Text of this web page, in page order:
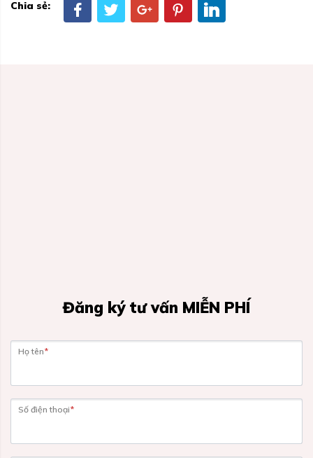
Chia sẻ:
Đăng ký tư vấn MIỄN PHÍ
Họ tên*
Số điện thoại*